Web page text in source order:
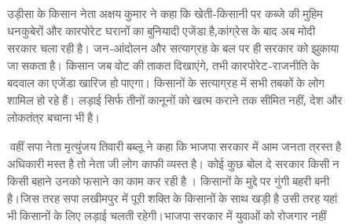
उड़ीसा के किसान नेता अक्षय कुमार ने कहा कि खेती-किसानी पर कब्जे की मुहिम
धनकुबेरों और कारपोरेट घरानों का बुनियादी एजेंडा है,कांग्रेस के बाद अब मोदी
सरकार चला रही है। जन-आंदोलन और सत्याग्रह के बल पर ही सरकार को झुकाया
जा सकता है। किसान जब वोट की ताकत दिखाएंगे, तभी कारपोरेट-राजनीति के
बदवाल का एजेंडा खारिज हो पाएगा। किसानों के सत्याग्रह में सभी तबकों के लोग
शामिल हो रहे हैं। लड़ाई सिर्फ तीनों कानूनों को खत्म कराने तक सीमित नहीं, देश और
लोकतंत्र बचाना भी है।
वहीं सपा नेता मृत्युंजय तिवारी बब्लू ने कहा कि भाजपा सरकार में आम जनता त्रस्त है
अधिकारी मस्त है तो नेता जी लोग काफी व्यस्त है। कोई कुछ बोल दे सरकार किसी न
किसी बहाने उनको फसाने का काम कर रही है । किसानों के मुद्दे पर गुंगी बहरी बनी
है।जिस तरह सपा लखीमपुर में पूरी शक्ति के किसानों के साथ खड़ी है उसी तरह यहां
भी किसानों के लिए लड़ाई चलती रहेगी।भाजपा सरकार में युवाओं को रोजगार नहीं